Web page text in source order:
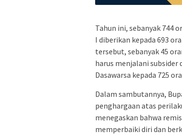
Tahun ini, sebanyak 744
I diberikan kepada 693
tersebut, sebanyak 45
harus menjalani subsider
Dasawarsa kepada 725
Dalam sambutannya,
penghargaan atas
menegaskan bahwa
memperbaiki diri dan